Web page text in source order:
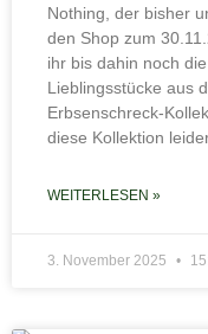
Nothing, der bisher
den Shop zum
ihr bis dahin noch
Lieblingsstücke aus
Erbsenschreck-
diese Kollektion
WEITERLESEN »
3. November 2025